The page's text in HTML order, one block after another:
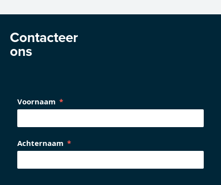
Contacteer
ons
Voornaam
Achternaam